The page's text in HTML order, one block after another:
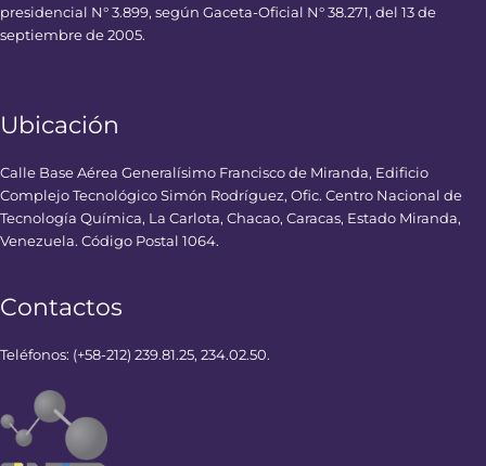
presidencial N° 3.899, según Gaceta-Oficial N° 38.271, del 13 de
septiembre de 2005.
Ubicación
Calle Base Aérea Generalísimo Francisco de Miranda, Edificio
Complejo Tecnológico Simón Rodríguez, Ofic. Centro Nacional de
Tecnología Química, La Carlota, Chacao, Caracas, Estado Miranda,
Venezuela. Código Postal 1064.
Contactos
Teléfonos: (+58-212) 239.81.25, 234.02.50.